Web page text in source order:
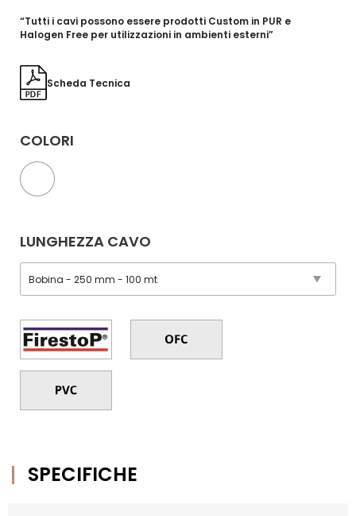
“Tutti i cavi possono essere prodotti Custom in PUR e
Halogen Free per utilizzazioni in ambienti esterni”
Scheda Tecnica
COLORI
LUNGHEZZA CAVO
SPECIFICHE